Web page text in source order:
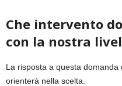
Che intervento
con la nostra
La risposta a questa
orienterà nella scelta.